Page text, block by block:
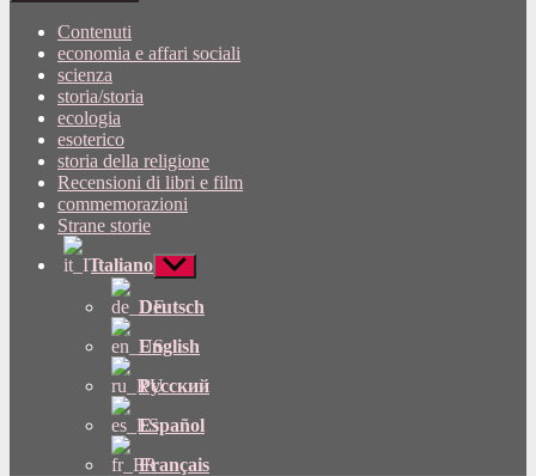
Contenuti
economia e affari sociali
scienza
storia/storia
ecologia
esoterico
storia della religione
Recensioni di libri e film
commemorazioni
Strane storie
Italiano Mostra
sottomenu
Deutsch
English
Русский
Español
Français